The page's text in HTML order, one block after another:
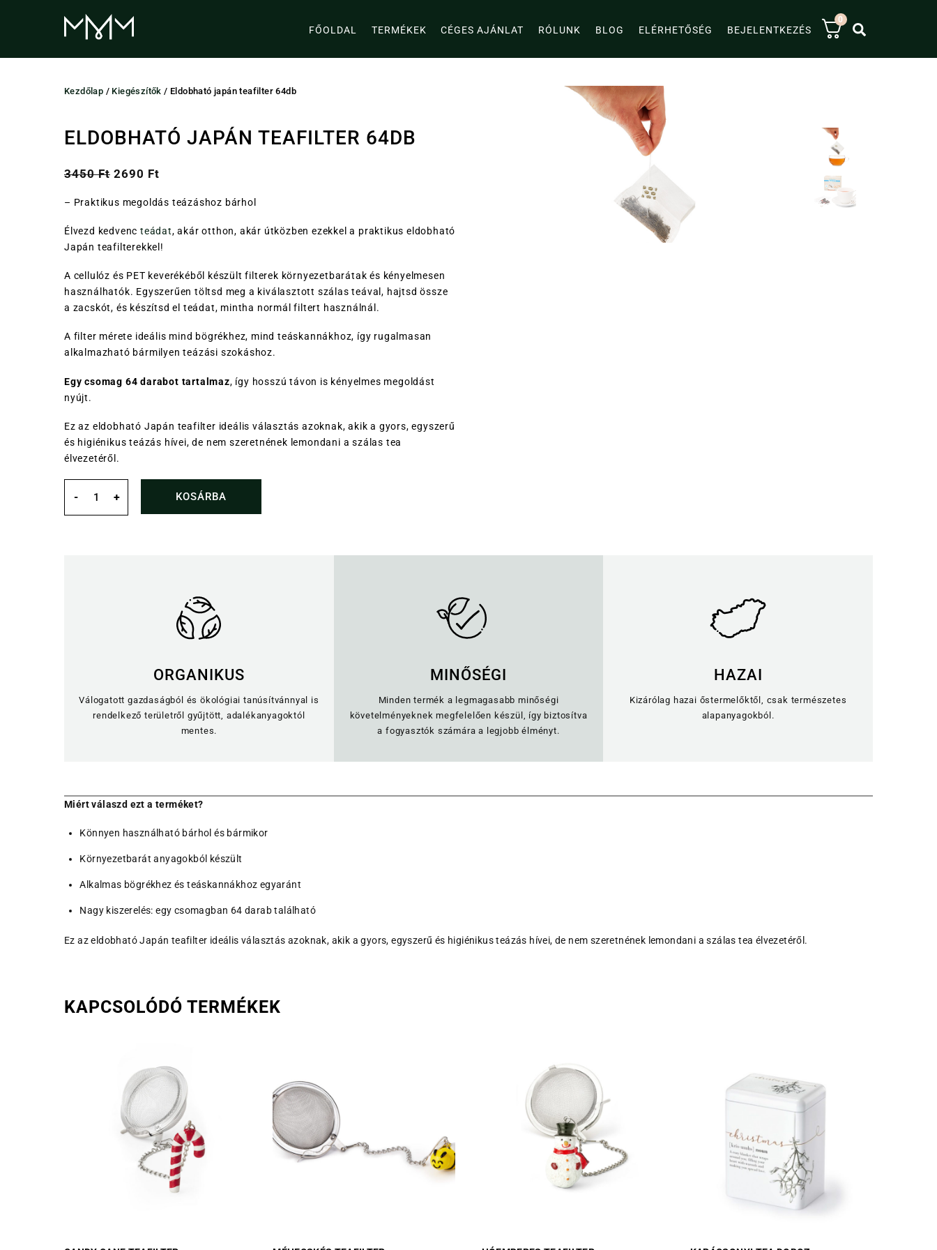
FŐOLDAL TERMÉKEK CÉGES AJÁNLAT RÓLUNK BLOG ELÉRHETŐSÉG BEJELENTKEZÉS
0
Kezdőlap / Kiegészítők / Eldobható japán teafilter 64db
ELDOBHATÓ JAPÁN TEAFILTER 64DB
3450Ft Original
was:
2690 Ft
is:
– Praktikus megoldás teázáshoz bárhol
Élvezd kedvencteádat, akár otthon, akár útközben ezekkel a praktikus eldobható
Japán teafilterekkel!
A cellulóz és PET keverékéből készült filterek környezetbarátak és kényelmesen
használhatók. Egyszerűen töltsd meg a kiválasztott szálas teával, hajtsd össze
a zacskót, és készítsd el teádat, mintha normál filtert használnál.
A filter mérete ideális mind bögrékhez, mind teáskannákhoz, így rugalmasan
alkalmazható bármilyen teázási szokáshoz.
Egy csomag 64 darabot tartalmaz, így hosszú távon is kényelmes megoldást
nyújt.
Ez az eldobható Japán teafilter ideális választás azoknak, akik a gyors, egyszerű
és higiénikus teázás hívei, de nem szeretnének lemondani a szálas tea
élvezetéről.
- japán
teafilter
64db
+ KOSÁRBA
ORGANIKUS
Válogatott gazdaságból és ökológiai tanúsítvánnyal is
rendelkező területről gyűjtött, adalékanyagoktól
mentes.
MINŐSÉGI
Minden termék a legmagasabb minőségi
követelményeknek megfelelően készül, így biztosítva
a fogyasztók számára a legjobb élményt.
HAZAI
Kizárólag hazai őstermelőktől, csak természetes
alapanyagokból.
Miért válaszd ezt a terméket?
Könnyen használható bárhol és bármikor
Környezetbarát anyagokból készült
Alkalmas bögrékhez és teáskannákhoz egyaránt
Nagy kiszerelés: egy csomagban 64 darab található
Ez az eldobható Japán teafilter ideális választás azoknak, akik a gyors, egyszerű és higiénikus teázás hívei, de nem szeretnének lemondani a szálas tea élvezetéről.
KAPCSOLÓDÓ TERMÉKEK